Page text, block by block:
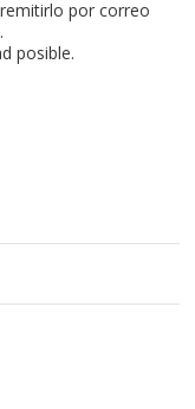
por correo
posible.